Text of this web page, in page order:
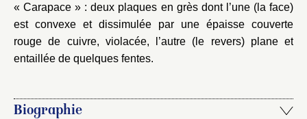
« Carapace » : deux plaques en grès dont l’une (la face)
est convexe et dissimulée par une épaisse couverte
rouge de cuivre, violacée, l’autre (le revers) plane et
entaillée de quelques fentes.
Biographie